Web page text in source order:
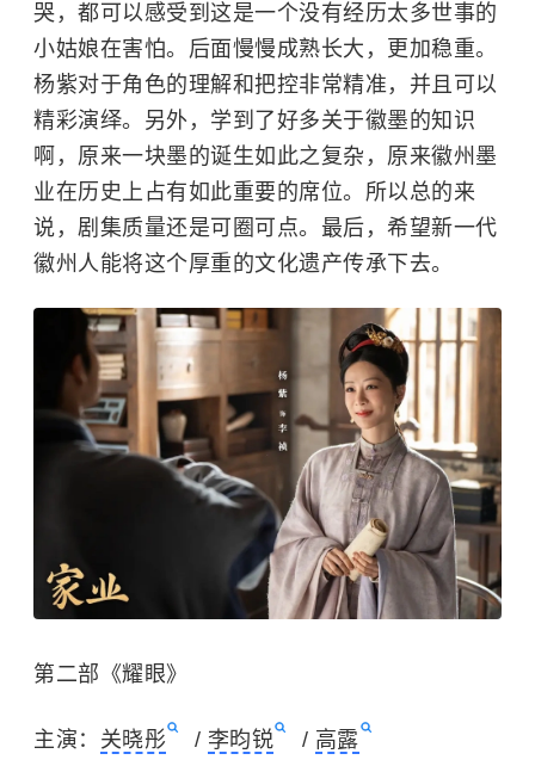
哭，都可以感受到这是一个没有经历太多世事的
小姑娘在害怕。后面慢慢成熟长大，更加稳重。
杨紫对于角色的理解和把控非常精准，并且可以
精彩演绎。另外，学到了好多关于徽墨的知识
啊，原来一块墨的诞生如此之复杂，原来徽州墨
业在历史上占有如此重要的席位。所以总的来
说，剧集质量还是可圈可点。最后，希望新一代
徽州人能将这个厚重的文化遗产传承下去。
第二部《耀眼》
主演： 关晓彤 / 李昀锐 / 高露